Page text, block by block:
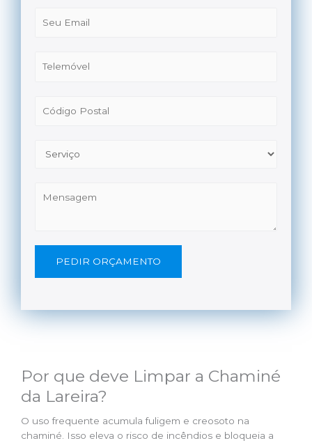
PEDIR ORÇAMENTO
Por que deve Limpar a Chaminé
da Lareira?
O uso frequente acumula fuligem e creosoto na
chaminé. Isso eleva o risco de incêndios e bloqueia a